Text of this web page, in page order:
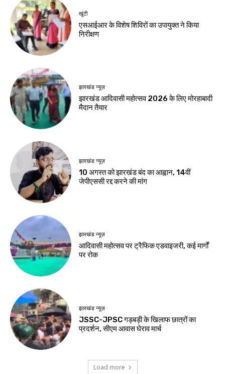
करियर
मर्चेंट नेवी में कैसे बनाएं
करियर, कौन-सी पढ़ाई
है सैलरी?
Birsa Bhumi Live -
August 8, 2026
करियर
चलते या सीढ़ियां चढ़ते
समय सांस फूलना न करें
नजरअंदाज, हो सकता है
इन बीमारियों का संकेत
Birsa Bhumi Live
August 8, 2026
नवीनतम लेख
एसआईआर के विशेष शिविरों का उपायुक्त ने किया
निरीक्षण